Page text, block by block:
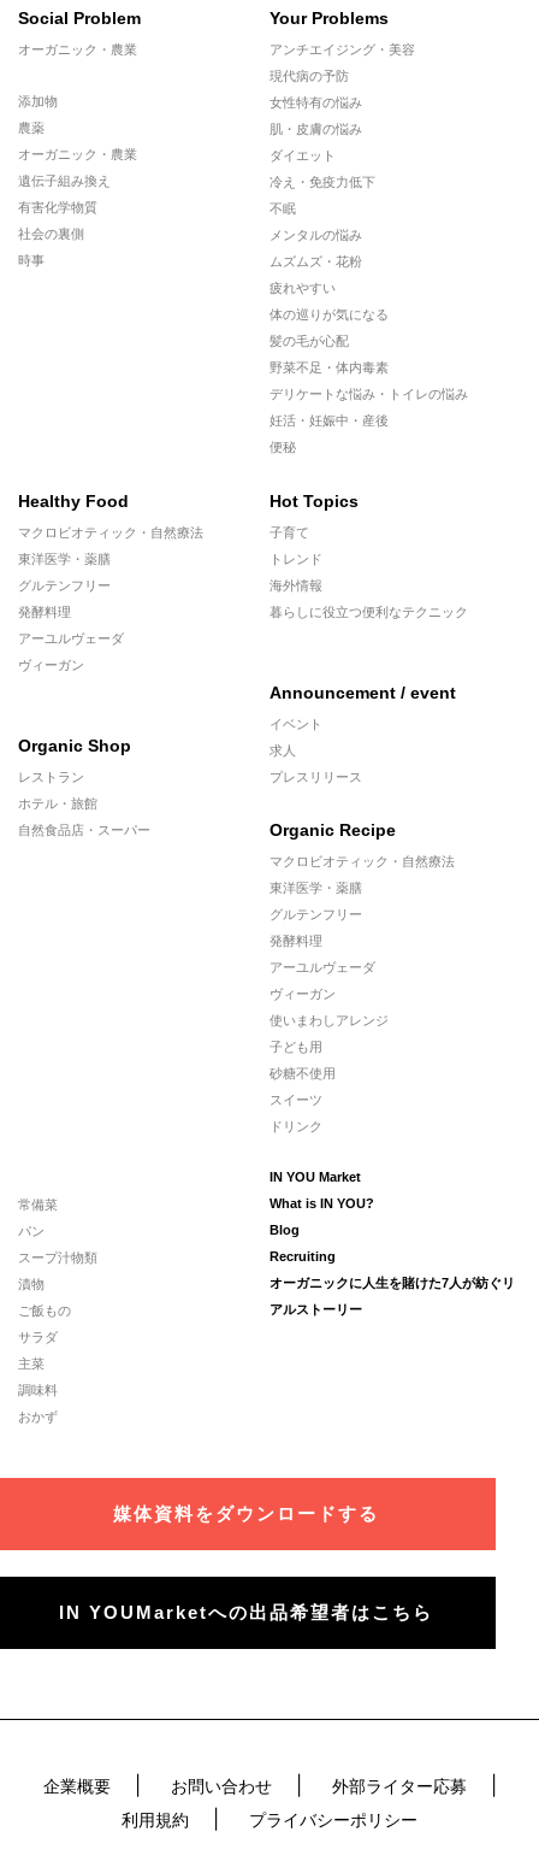
Social Problem
オーガニック・農業
添加物
農薬
オーガニック・農業
遺伝子組み換え
有害化学物質
社会の裏側
時事
Your Problems
アンチエイジング・美容
現代病の予防
女性特有の悩み
肌・皮膚の悩み
ダイエット
冷え・免疫力低下
不眠
メンタルの悩み
ムズムズ・花粉
疲れやすい
体の巡りが気になる
髪の毛が心配
野菜不足・体内毒素
デリケートな悩み・トイレの悩み
妊活・妊娠中・産後
便秘
Healthy Food
マクロビオティック・自然療法
東洋医学・薬膳
グルテンフリー
発酵料理
アーユルヴェーダ
ヴィーガン
Organic Shop
レストラン
ホテル・旅館
自然食品店・スーパー
Hot Topics
子育て
トレンド
海外情報
暮らしに役立つ便利なテクニック
Announcement / event
イベント
求人
プレスリリース
Organic Recipe
マクロビオティック・自然療法
東洋医学・薬膳
グルテンフリー
発酵料理
アーユルヴェーダ
ヴィーガン
使いまわしアレンジ
子ども用
砂糖不使用
スイーツ
ドリンク
常備菜
パン
スープ汁物類
漬物
ご飯もの
サラダ
主菜
調味料
おかず
IN YOU Market
What is IN YOU?
Blog
Recruiting
オーガニックに人生を賭けた7人が紡ぐリ
アルストーリー
媒体資料をダウンロードする
IN YOUMarketへの出品希望者はこちら
企業概要 お問い合わせ
外部ライター応募
利用規約
プライバシーポリシー